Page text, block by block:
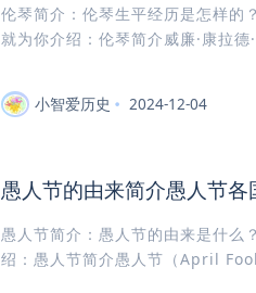
伦琴简介：伦琴生平经历是怎样的
就为你介绍：伦琴简介威廉·康拉
小智爱历史 2024-12-04
愚人节的由来简介愚人节各
愚人节简介：愚人节的由来是什么
绍：愚人节简介愚人节（April